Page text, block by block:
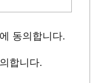
에 동의합니다.
합니다.